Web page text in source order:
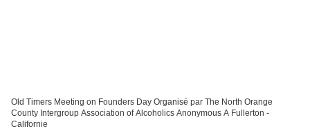
Old Timers Meeting on Founders Day Organisé par The North Orange
County Intergroup Association of Alcoholics Anonymous A Fullerton -
Californie